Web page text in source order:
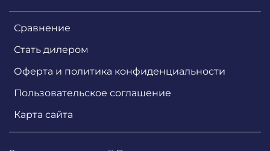
Сравнение
Стать дилером
Оферта и политика конфиденциальности
Пользовательское соглашение
Карта сайта